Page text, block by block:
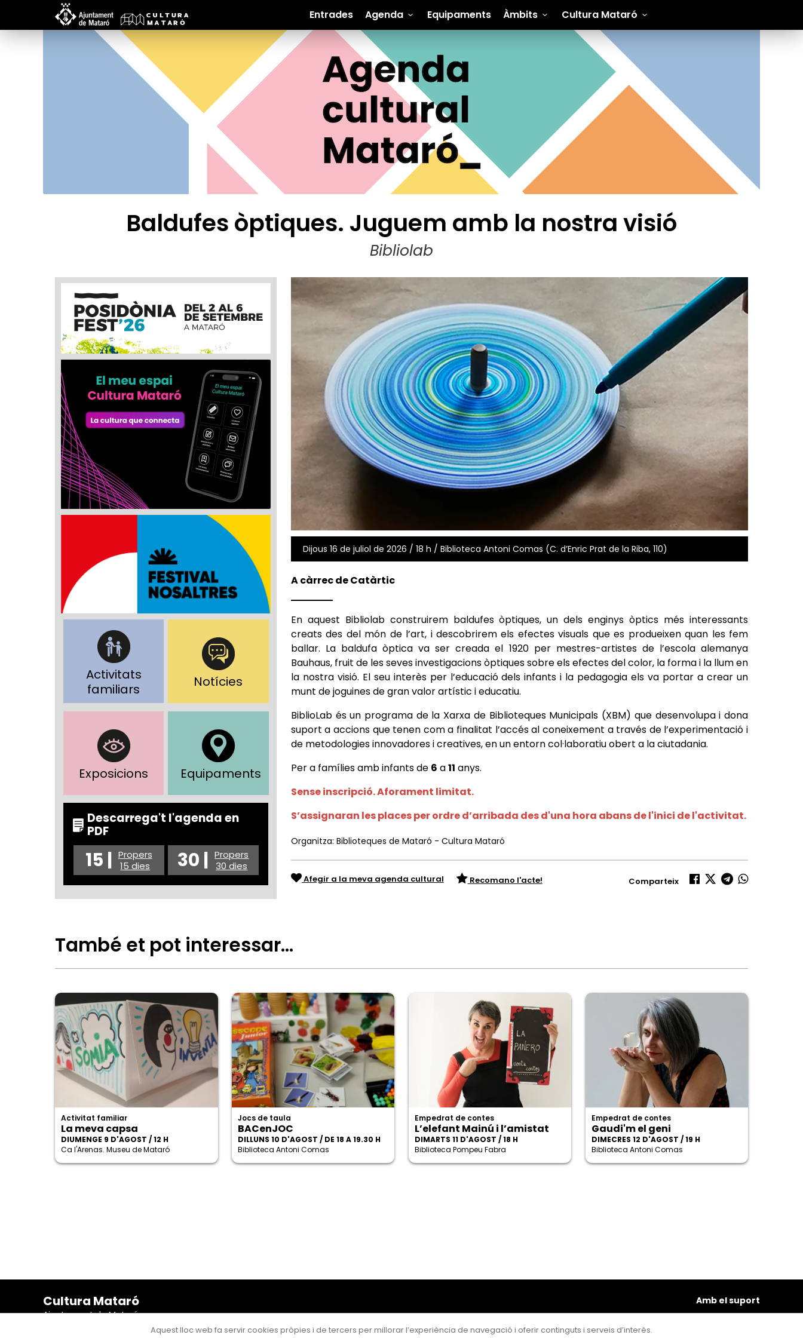
Entrades Agenda Equipaments Àmbits Cultura Mataró
Baldufes òptiques. Juguem amb la nostra visió
Bibliolab
Activitats
familiars
Notícies
Exposicions Equipaments
Descarrega't l'agenda en
PDF
15 | Propers
15 dies
30 | Propers
30 dies
Dijous 16 de juliol de 2026 / 18 h / Biblioteca Antoni Comas (C. d’Enric Prat de la Riba, 110)
A càrrec de Catàrtic
En aquest Bibliolab construirem baldufes òptiques, un dels enginys òptics més interessants
creats des del món de l’art, i descobrirem els efectes visuals que es produeixen quan les fem
ballar. La baldufa òptica va ser creada el 1920 per mestres-artistes de l’escola alemanya
Bauhaus, fruit de les seves investigacions òptiques sobre els efectes del color, la forma i la llum en
la nostra visió. El seu interès per l’educació dels infants i la pedagogia els va portar a crear un
munt de joguines de gran valor artístic i educatiu.
BiblioLab és un programa de la Xarxa de Biblioteques Municipals (XBM) que desenvolupa i dona
suport a accions que tenen com a finalitat l’accés al coneixement a través de l’experimentació i
de metodologies innovadores i creatives, en un entorn col·laboratiu obert a la ciutadania.
Per a famílies amb infants de 6 a11 anys.
Sense inscripció.Aforament limitat.
S’assignaran les places per ordre d’arribada des d'una hora abans de l'inici de l'activitat.
Organitza: Biblioteques de Mataró - Cultura Mataró
Afegir a la meva agenda cultural Recomano l'acte! Comparteix
També et pot interessar…
Activitat familiar
La meva capsa
DIUMENGE 9 D'AGOST / 12 H
Ca l'Arenas. Museu de Mataró
Jocs de taula
BACenJOC
DILLUNS 10 D'AGOST / DE 18 A 19.30 H
Biblioteca Antoni Comas
Empedrat de contes
L’elefant Mainú i l’amistat
DIMARTS 11 D'AGOST / 18 H
Biblioteca Pompeu Fabra
Empedrat de contes
Gaudi'm el geni
DIMECRES 12 D'AGOST / 19 H
Biblioteca Antoni Comas
Cultura Mataró
Ajuntament de Mataró
C. de Sant Josep, 9 (Mataró, 08302)
Amb el suport
Aquest lloc web fa servir cookies pròpies i de tercers per millorar l’experiència de navegació i oferir continguts i serveis d’interès.